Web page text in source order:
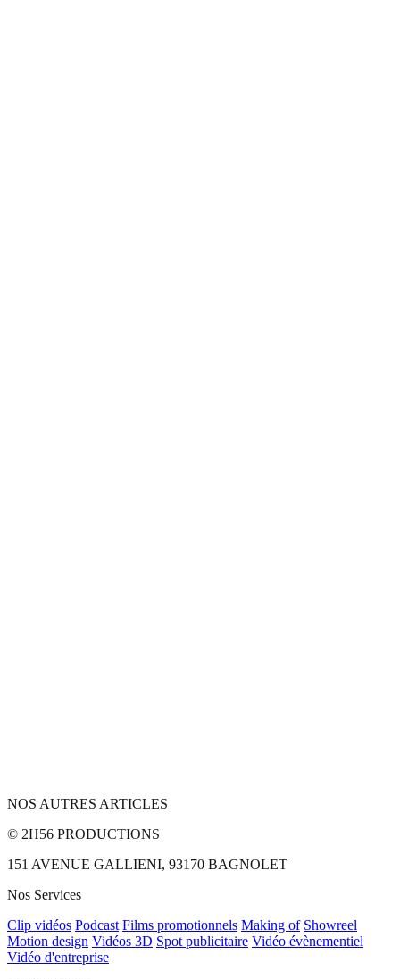
NOS AUTRES ARTICLES
© 2H56 PRODUCTIONS
151 AVENUE GALLIENI, 93170 BAGNOLET
Nos Services
Clip vidéos Podcast Films promotionnels Making of Showreel
Motion design Vidéos 3D Spot publicitaire Vidéo évènementiel
Vidéo d'entreprise